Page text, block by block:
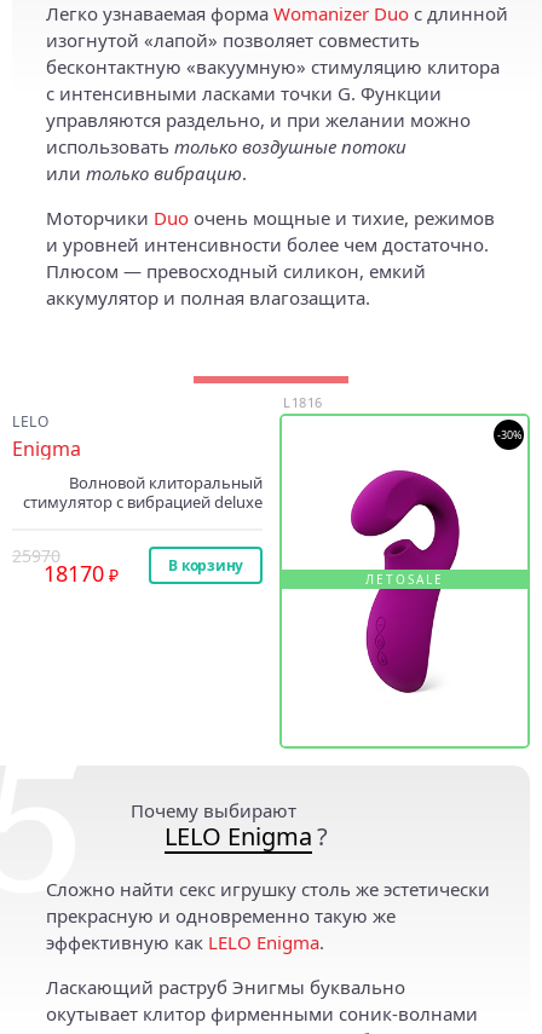
Легко узнаваемая форма Womanizer Duo с длинной
изогнутой «лапой» позволяет совместить
бесконтактную «вакуумную» стимуляцию клитора
с интенсивными ласками точки G. Функции
управляются раздельно, и при желании можно
использовать только воздушные потоки
или только вибрацию.
Моторчики Duo очень мощные и тихие, режимов
и уровней интенсивности более чем достаточно.
Плюсом — превосходный силикон, емкий
аккумулятор и полная влагозащита.
ЛЕТОSALE
LELO
Enigma
Волновой клиторальный
стимулятор с вибрацией deluxe
L1816
25970
18170
-30%
В корзину
Почему выбирают
LELO Enigma?
Сложно найти секс игрушку столь же эстетически
прекрасную и одновременно такую же
эффективную как LELO Enigma.
Ласкающий раструб Энигмы буквально
окутывает клитор фирменными соник-волнами